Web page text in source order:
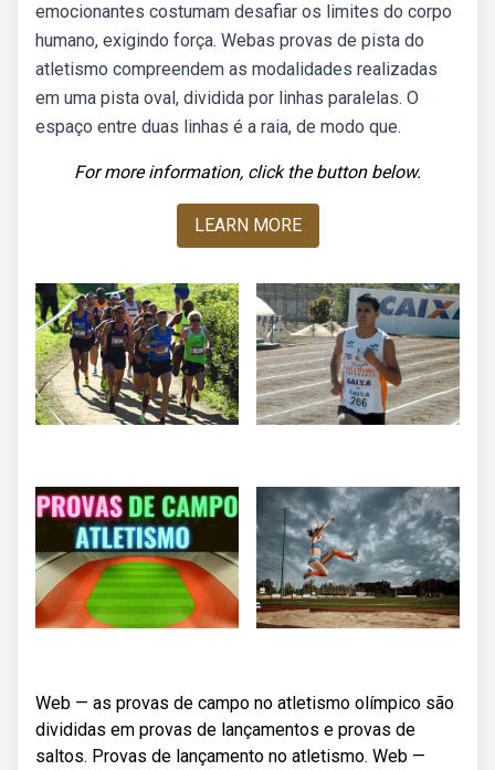
emocionantes costumam desafiar os limites do corpo
humano, exigindo força. Webas provas de pista do
atletismo compreendem as modalidades realizadas
em uma pista oval, dividida por linhas paralelas. O
espaço entre duas linhas é a raia, de modo que.
For more information, click the button below.
LEARN MORE
Web — as provas de campo no atletismo olímpico são
divididas em provas de lançamentos e provas de
saltos. Provas de lançamento no atletismo. Web —